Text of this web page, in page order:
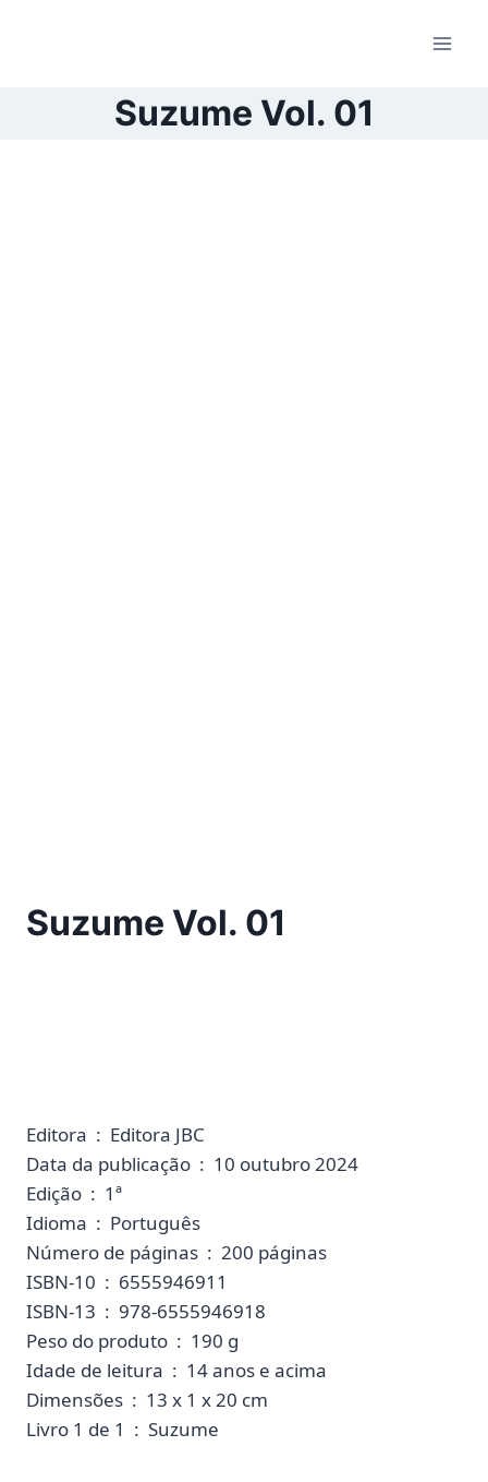
Suzume Vol. 01
Suzume Vol. 01
Editora ‏ : ‎ Editora JBC
Data da publicação ‏ : ‎ 10 outubro 2024
Edição ‏ : ‎ 1ª
Idioma ‏ : ‎ Português
Número de páginas ‏ : ‎ 200 páginas
ISBN-10 ‏ : ‎ 6555946911
ISBN-13 ‏ : ‎ 978-6555946918
Peso do produto ‏ : ‎ 190 g
Idade de leitura ‏ : ‎ 14 anos e acima
Dimensões ‏ : ‎ 13 x 1 x 20 cm
Livro 1 de 1 ‏ : ‎ Suzume